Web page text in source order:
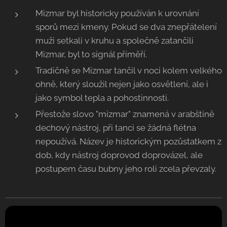
Mizmar byl historicky používán k urovnání
sporů mezi kmeny. Pokud se dva znepřátelení
muži setkali v kruhu a společně zatančili
Mizmar, byl to signál příměří.
Tradičně se Mizmar tančil v noci kolem velkého
ohně, který sloužil nejen jako osvětlení, ale i
jako symbol tepla a pohostinnosti.
Přestože slovo "mizmar" znamená v arabštině
dechový nástroj, při tanci se žádná flétna
nepoužívá. Název je historickým pozůstatkem z
dob, kdy nástroj doprovod doprovázel, ale
postupem času bubny jeho roli zcela převzaly.